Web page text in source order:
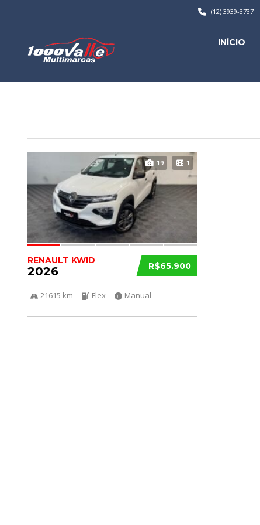
(12) 3939-3737
INÍCIO
19 1
R$65.900
RENAULT KWID
2026
21615 km Flex Manual